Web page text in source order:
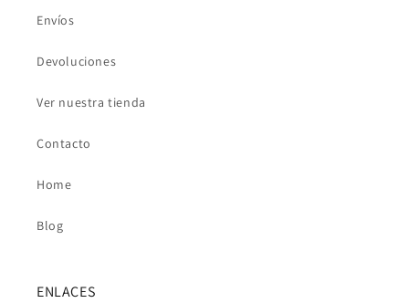
Envíos
Devoluciones
Ver nuestra tienda
Contacto
Home
Blog
ENLACES